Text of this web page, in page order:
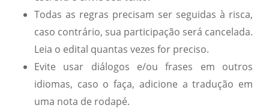
Todas as regras precisam ser seguidas à risca,
caso contrário, sua participação será cancelada.
Leia o edital quantas vezes for preciso.
Evite usar diálogos e/ou frases em outros
idiomas, caso o faça, adicione a tradução em
uma nota de rodapé.